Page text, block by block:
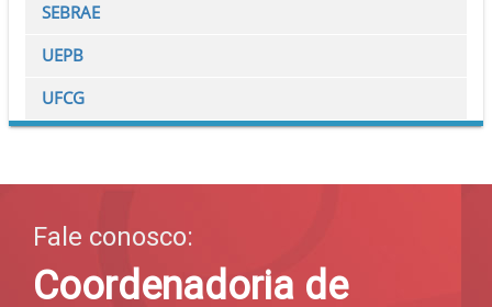
SEBRAE
UEPB
UFCG
Fale conosco:
Coordenadoria de